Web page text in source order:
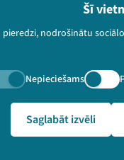
Šī
nodrošinātu
Nepieciešams
Saglabāt izvēli